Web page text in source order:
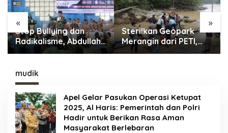
« »
Stop Bullying dan
Radikalisme, Abdullah
Sani Dorong Siswa
Bangsa
Sterilkan Geopark
Merangin dari PETI,
Tim Gabungan
mudik
Apel Gelar Pasukan Operasi Ketupat
2025, Al Haris: Pemerintah dan Polri
Hadir untuk Berikan Rasa Aman
Masyarakat Berlebaran